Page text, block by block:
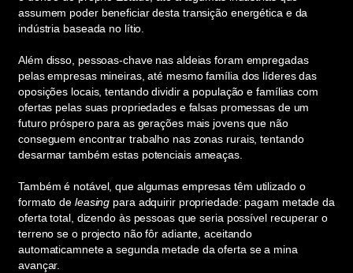
assumem poder beneficiar desta transição energética e da
indústria baseada no lítio.
Além disso, pessoas-chave nas aldeias foram empregadas
pelas empresas mineiras, até mesmo família dos líderes das
oposições locais, tentando dividir a população e famílias com
ofertas pelas suas propriedades e falsas promessas de um
futuro próspero para as gerações mais jovens que não
conseguem encontrar trabalho nas zonas rurais, tentando
desarmar também estas potenciais ameaças.
Também é notável, que algumas empresas têm utilizado o
formato de leasing para adquirir propriedade: pagam metade da
oferta total, dizendo às pessoas que seria possível recuperar o
terreno se o projecto não fôr adiante, aceitando
automaticamnete a segunda metade da oferta se a mina
avançar.